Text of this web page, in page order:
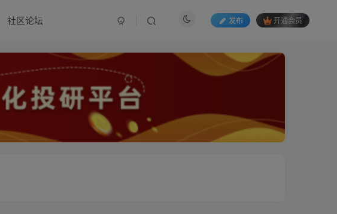
社区论坛 发布 开通会员